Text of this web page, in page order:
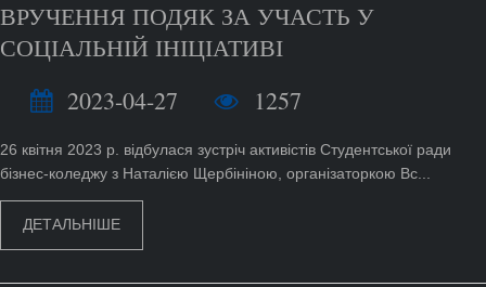
ВРУЧЕННЯ ПОДЯК ЗА УЧАСТЬ У
СОЦІАЛЬНІЙ ІНІЦІАТИВІ
2023-04-27
1257
26 квітня 2023 р. відбулася зустріч активістів Студентської ради
бізнес-коледжу з Наталією Щербініною, організаторкою Вс...
ДЕТАЛЬНІШЕ